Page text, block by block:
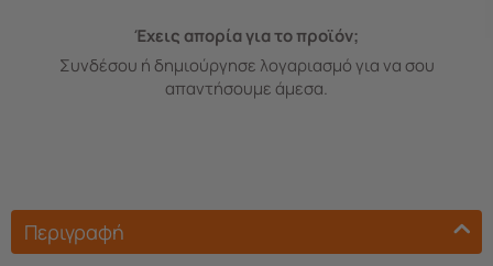
Έχεις απορία για το προϊόν;
Συνδέσου ή δημιούργησε λογαριασμό για να σου
απαντήσουμε άμεσα.
Περιγραφή